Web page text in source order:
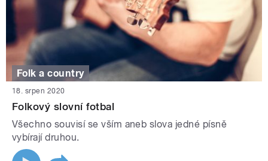
Folk a country
18. srpen 2020
Folkový slovní fotbal
Všechno souvisí se vším aneb slova jedné písně
vybírají druhou.